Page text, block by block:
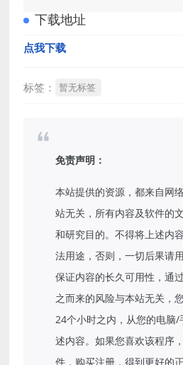
下载地址
点我下载
标签： 暂无标签
免责声明：
本站提供的资源，都来自网
站无关，所有内容及软件的
和研究目的。不得将上述内
法用途，否则，一切后果请
保证内容的长久可用性，通
之而来的风险与本站无关，
24个小时之内，从您的电脑/
述内容。如果您喜欢该程序
件，购买注册，得到更好的